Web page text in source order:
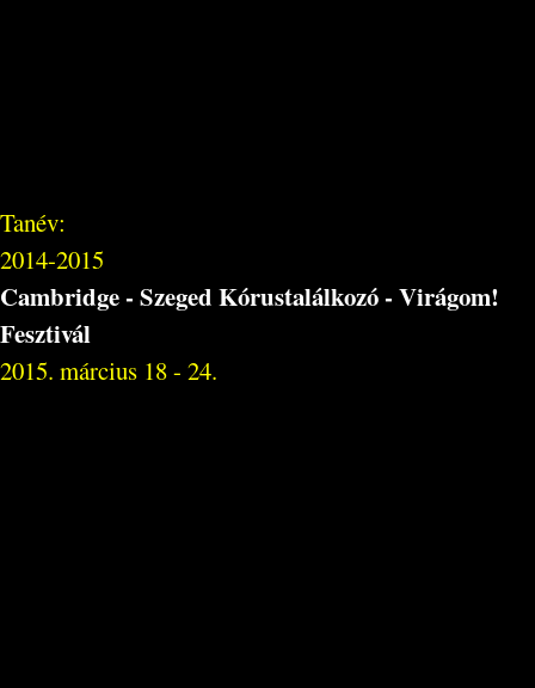
Tanév:
2014-2015
Cambridge - Szeged Kórustalálkozó - Virágom!
Fesztivál
2015. március 18 - 24.